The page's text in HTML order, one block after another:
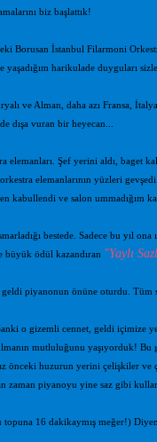
biz başlattık!
Borusan İstanbul Filarmoni
harikulade duyguları
ve Alman, daha azı Fransa,
dışa vuran bir heyecan...
elemanları. Şef yerini aldı, baget
elemanlarının yüzleri
kabullendi ve salon
bestede. Sadece bu yıl
büyük ödül kazandıran "Yaylı
geldi piyanonun önüne oturdu.
o gizemli cennet, geldi içimize
mutluluğunu
önceki huzurun yerini çelişkiler ve
zaman piyanoyu yine saz gibi
16 dakikaymış meğer!)